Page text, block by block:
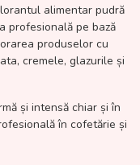
alimentar pudră
profesională pe bază
produselor cu
cremele, glazurile și
și intensă chiar și în
în cofetărie și